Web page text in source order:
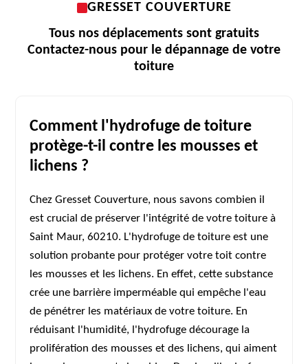
GRESSET COUVERTURE
Tous nos déplacements sont gratuits
Contactez-nous pour le dépannage de votre
toiture
Comment l'hydrofuge de toiture
protège-t-il contre les mousses et
lichens ?
Chez Gresset Couverture, nous savons combien il
est crucial de préserver l'intégrité de votre toiture à
Saint Maur, 60210. L'hydrofuge de toiture est une
solution probante pour protéger votre toit contre
les mousses et les lichens. En effet, cette substance
crée une barrière imperméable qui empêche l'eau
de pénétrer les matériaux de votre toiture. En
réduisant l'humidité, l'hydrofuge décourage la
prolifération des mousses et des lichens, qui aiment